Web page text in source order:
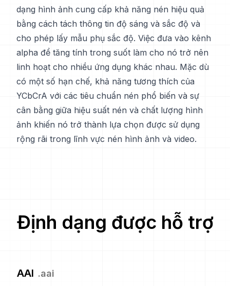
dạng hình ảnh cung cấp khả năng nén hiệu quả
bằng cách tách thông tin độ sáng và sắc độ và
cho phép lấy mẫu phụ sắc độ. Việc đưa vào kênh
alpha để tăng tính trong suốt làm cho nó trở nên
linh hoạt cho nhiều ứng dụng khác nhau. Mặc dù
có một số hạn chế, khả năng tương thích của
YCbCrA với các tiêu chuẩn nén phổ biến và sự
cân bằng giữa hiệu suất nén và chất lượng hình
ảnh khiến nó trở thành lựa chọn được sử dụng
rộng rãi trong lĩnh vực nén hình ảnh và video.
Định dạng được hỗ trợ
AAI .aai